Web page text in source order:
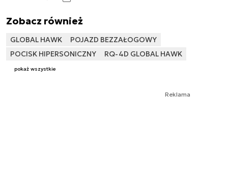
Zobacz również
GLOBAL HAWK
POJAZD BEZZAŁOGOWY
POCISK HIPERSONICZNY
RQ-4D GLOBAL HAWK
pokaż wszystkie
Reklama